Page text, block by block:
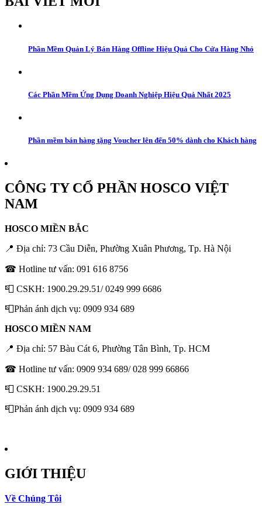
Phần Mềm Quản Lý Bán Hàng Offline Hiệu Quả Cho Cửa Hàng Nhỏ
Các Phần Mềm Ứng Dụng Doanh Nghiệp Hiệu Quả Nhất 2025
Phần mềm bán hàng tặng Voucher lên đến 50% dành cho Khách hàng
CÔNG TY CỔ PHẦN HOSCO VIỆT
NAM
HOSCO MIỀN BẮC
📍 Địa chỉ: 73 Cầu Diễn, Phường Xuân Phương, Tp. Hà Nội
☎ Hotline tư vấn: 091 616 8756
📮 CSKH: 1900.29.29.51/ 0249 999 6686
📮Phản ánh dịch vụ: 0909 934 689
HOSCO MIỀN NAM
📍 Địa chỉ: 57 Bàu Cát 6, Phường Tân Bình, Tp. HCM
☎ Hotline tư vấn: 0909 934 689/ 028 999 66866
📮 CSKH: 1900.29.29.51
📮Phản ánh dịch vụ: 0909 934 689
GIỚI THIỆU
Về Chúng Tôi